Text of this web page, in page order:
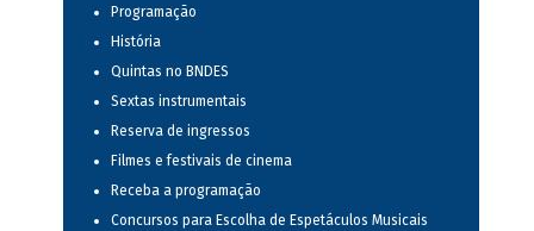
Programação
História
Quintas no BNDES
Sextas instrumentais
Reserva de ingressos
Filmes e festivais de cinema
Receba a programação
Concursos para Escolha de Espetáculos Musicais